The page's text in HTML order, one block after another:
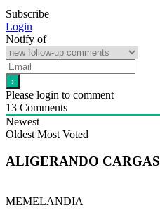
Subscribe
Login
Notify of
Please login to comment
13 Comments
Newest
Oldest Most Voted
ALIGERANDO CARGAS
MEMELANDIA